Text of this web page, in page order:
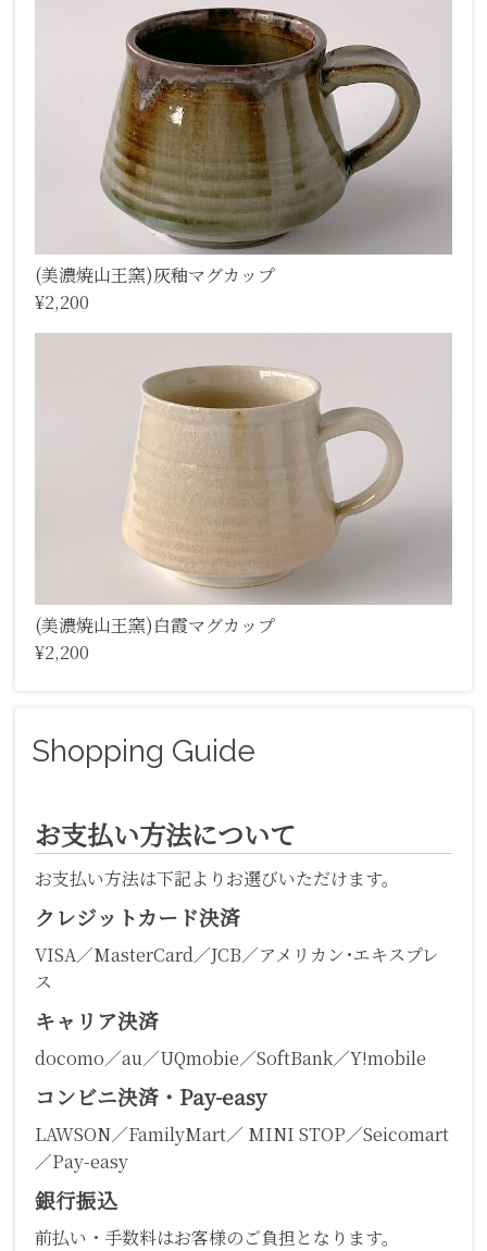
(美濃焼山王窯)灰釉マグカップ
¥2,200
(美濃焼山王窯)白霞マグカップ
¥2,200
Shopping Guide
お支払い方法について
お支払い方法は下記よりお選びいただけます。
クレジットカード決済
VISA／MasterCard／JCB／アメリカン･エキスプレ
ス
キャリア決済
docomo／au／UQmobie／SoftBank／Y!mobile
コンビニ決済・Pay-easy
LAWSON／FamilyMart／ MINI STOP／Seicomart
／Pay-easy
銀行振込
前払い・手数料はお客様のご負担となります。